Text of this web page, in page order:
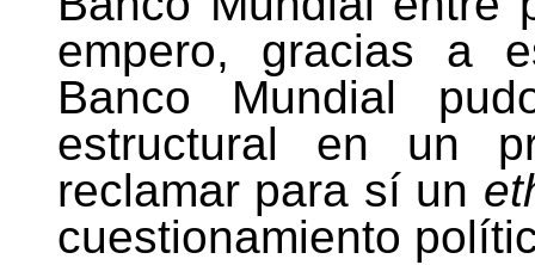
empero, gracias a
Banco Mundial
estructural en un
reclamar para sí un
cuestionamiento